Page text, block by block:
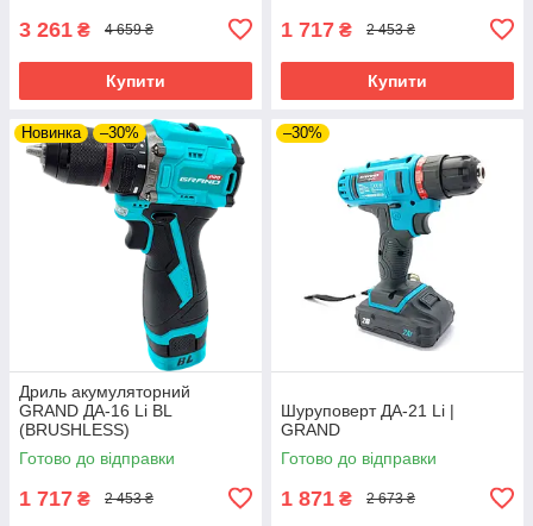
3 261 ₴ 4 659 ₴
Купити
1 717 ₴ 2 453 ₴
Купити
Новинка –30%
Дриль акумуляторний
GRAND ДА-16 Li BL
(BRUSHLESS)
Готово до відправки
1 717 ₴ 2 453 ₴
–30%
Шуруповерт ДА-21 Li |
GRAND
Готово до відправки
1 871 ₴ 2 673 ₴